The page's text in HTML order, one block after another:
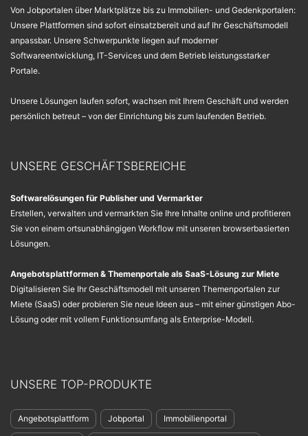
Von Jobportalen über Marktplätze bis zu Immobilien- und Gedenkportalen:
Unsere Plattformen sind sofort einsatzbereit und auf Ihr Geschäftsmodell
anpassbar. Unsere Schwerpunkte liegen auf moderner
Softwareentwicklung, IT-Services und dem Betrieb leistungsstarker
Portale.
Unsere Lösungen laufen sofort, wachsen mit Ihrem Geschäft und werden
persönlich betreut – von der Einrichtung bis zum laufenden Betrieb.
UNSERE GESCHÄFTSBEREICHE
Softwarelösungen für Publisher und Vermarkter
Erstellen, verwalten und vermarkten Sie Ihre Inhalte online und profitieren
Sie von einem ortsunabhängigen Workflow mit unseren browserbasierten
Lösungen.
Angebotsplattformen & Themenportale als SaaS-Lösung zur Miete
Digitalisieren Sie Ihr Geschäftsmodell mit unseren Themenportalen zur
Miete (SaaS) oder probieren Sie neue Ideen aus – mit einer günstigen Abo-
Lösung oder mit vollem Funktionsumfang als Enterprise-Modell.
UNSERE TOP-PRODUKTE
Angebotsplattform Jobportal Immobilienportal